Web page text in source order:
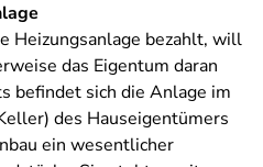
Heizungsanlage bezahlt, will
das Eigentum daran
befindet sich die Anlage im
des Hauseigentümers
ein wesentlicher